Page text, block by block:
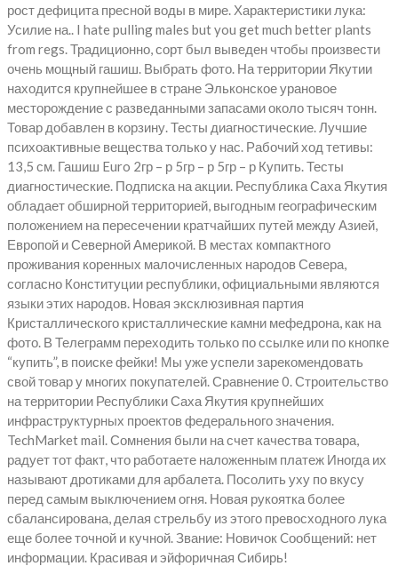
рост дефицита пресной воды в мире. Характеристики лука:
Усилие на.. I hate pulling males but you get much better plants
from regs. Традиционно, сорт был выведен чтобы произвести
очень мощный гашиш. Выбрать фото. На территории Якутии
находится крупнейшее в стране Эльконское урановое
месторождение с разведанными запасами около тысяч тонн.
Товар добавлен в корзину. Тесты диагностические. Лучшие
психоактивные вещества только у нас. Рабочий ход тетивы:
13,5 см. Гашиш Euro 2гр – р 5гр – р 5гр – р Купить. Тесты
диагностические. Подписка на акции. Республика Саха Якутия
обладает обширной территорией, выгодным географическим
положением на пересечении кратчайших путей между Азией,
Европой и Северной Америкой. В местах компактного
проживания коренных малочисленных народов Севера,
согласно Конституции республики, официальными являются
языки этих народов. Новая эксклюзивная партия
Кристаллического кристаллические камни мефедрона, как на
фото. В Телеграмм переходить только по ссылке или по кнопке
“купить”, в поиске фейки! Мы уже успели зарекомендовать
свой товар у многих покупателей. Сравнение 0. Строительство
на территории Республики Саха Якутия крупнейших
инфраструктурных проектов федерального значения.
TechMarket mail. Сомнения были на счет качества товара,
радует тот факт, что работаете наложенным платеж Иногда их
называют дротиками для арбалета. Посолить уху по вкусу
перед самым выключением огня. Новая рукоятка более
сбалансирована, делая стрельбу из этого превосходного лука
еще более точной и кучной. Звание: Новичок Cообщений: нет
информации. Красивая и эйфоричная Сибирь!